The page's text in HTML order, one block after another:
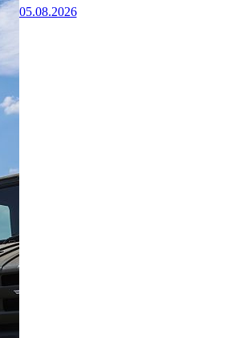
05.08.2026